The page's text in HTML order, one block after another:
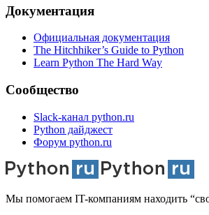
Документация
Официальная документация
The Hitchhiker’s Guide to Python
Learn Python The Hard Way
Сообщество
Slack-канал python.ru
Python дайджест
Форум python.ru
Мы помогаем IT-компаниям находить